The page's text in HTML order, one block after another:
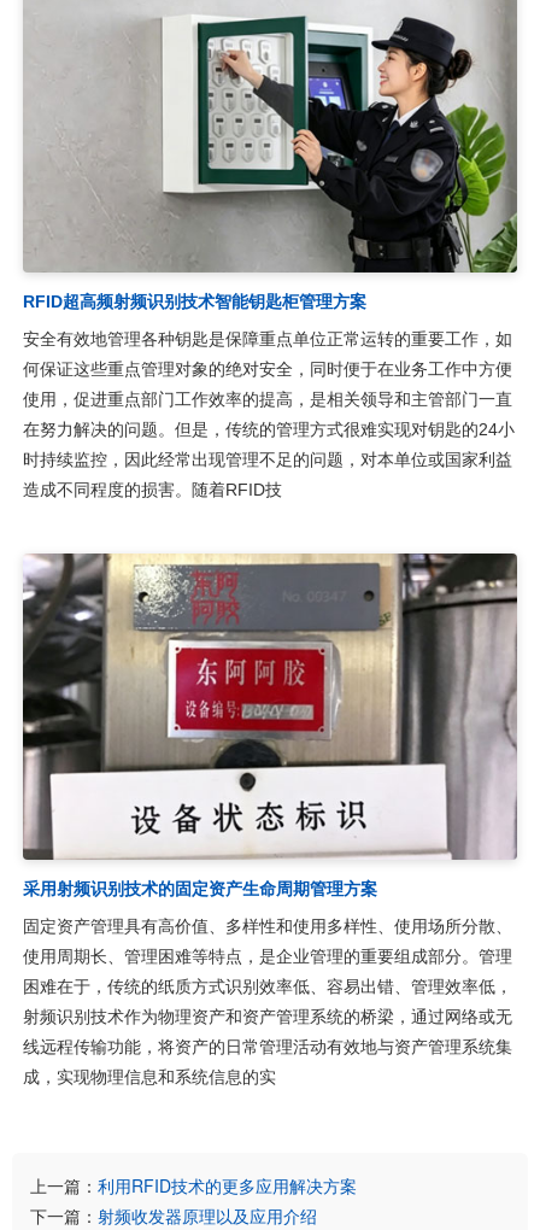
RFID超高频射频识别技术智能钥匙柜管理方案
安全有效地管理各种钥匙是保障重点单位正常运转的重要工作，如
何保证这些重点管理对象的绝对安全，同时便于在业务工作中方便
使用，促进重点部门工作效率的提高，是相关领导和主管部门一直
在努力解决的问题。但是，传统的管理方式很难实现对钥匙的24小
时持续监控，因此经常出现管理不足的问题，对本单位或国家利益
造成不同程度的损害。随着RFID技
采用射频识别技术的固定资产生命周期管理方案
固定资产管理具有高价值、多样性和使用多样性、使用场所分散、
使用周期长、管理困难等特点，是企业管理的重要组成部分。管理
困难在于，传统的纸质方式识别效率低、容易出错、管理效率低，
射频识别技术作为物理资产和资产管理系统的桥梁，通过网络或无
线远程传输功能，将资产的日常管理活动有效地与资产管理系统集
成，实现物理信息和系统信息的实
上一篇： 利用RFID技术的更多应用解决方案
下一篇： 射频收发器原理以及应用介绍